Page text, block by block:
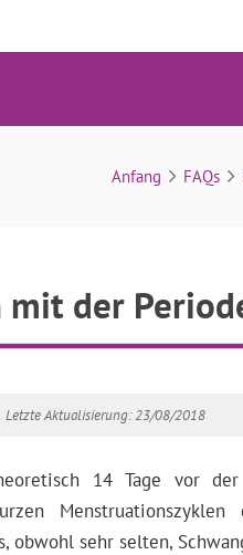
Anfang FAQs
mit der
Letzte Aktualisierung: 23/08/2018
14 Tage vor
obwohl sehr selten,